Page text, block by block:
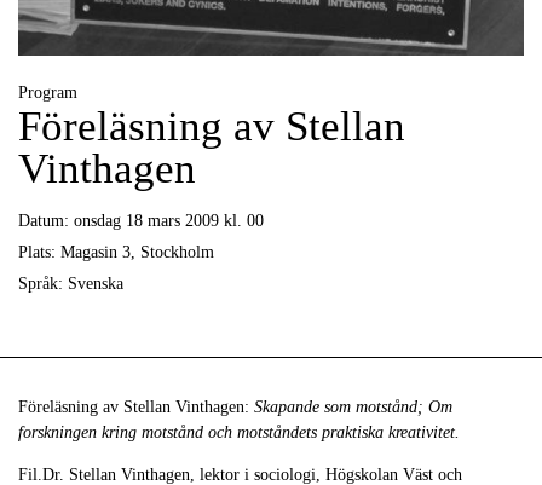
Program
Föreläsning av Stellan
Vinthagen
Datum: onsdag 18 mars 2009 kl. 00
Plats: Magasin 3, Stockholm
Språk: Svenska
Föreläsning av Stellan Vinthagen: Skapande som motstånd; Om
forskningen kring motstånd och motståndets praktiska kreativitet.
Fil.Dr. Stellan Vinthagen, lektor i sociologi, Högskolan Väst och